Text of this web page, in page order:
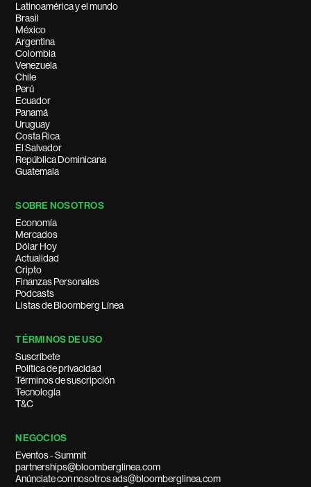
Latinoamérica y el mundo
Brasil
México
Argentina
Colombia
Venezuela
Chile
Perú
Ecuador
Panamá
Uruguay
Costa Rica
El Salvador
República Dominicana
Guatemala
SOBRE NOSOTROS
Economía
Mercados
Dólar Hoy
Actualidad
Cripto
Finanzas Personales
Podcasts
Listas de Bloomberg Línea
TÉRMINOS DE USO
Suscríbete
Política de privacidad
Términos de suscripción
Tecnología
T&C
NEGOCIOS
Eventos - Summit
partnerships@bloomberglinea.com
Anúnciate con nosotros ads@bloomberglinea.com